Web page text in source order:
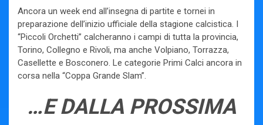
Ancora un week end all’insegna di partite e tornei in
preparazione dell’inizio ufficiale della stagione calcistica. I
“Piccoli Orchetti” calcheranno i campi di tutta la provincia,
Torino, Collegno e Rivoli, ma anche Volpiano, Torrazza,
Casellette e Bosconero. Le categorie Primi Calci ancora in
corsa nella “Coppa Grande Slam”.
…E DALLA PROSSIMA